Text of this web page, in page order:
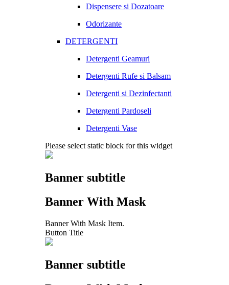
Dispensere si Dozatoare
Odorizante
DETERGENTI
Detergenti Geamuri
Detergenti Rufe si Balsam
Detergenti si Dezinfectanti
Detergenti Pardoseli
Detergenti Vase
Please select static block for this widget
Banner subtitle
Banner With Mask
Banner With Mask Item.
Button Title
Banner subtitle